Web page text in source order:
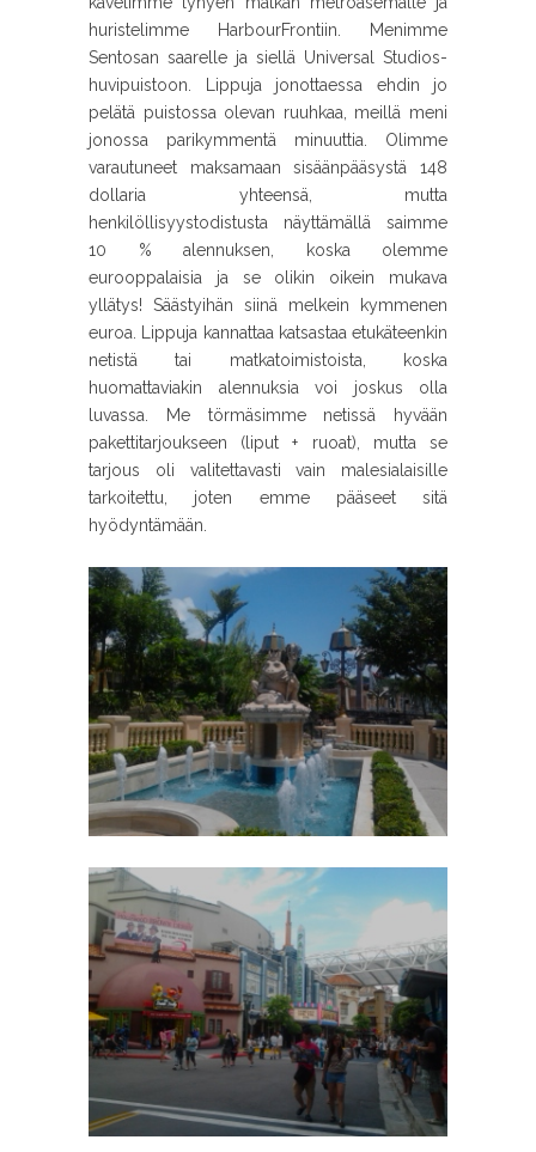
huristelimme HarbourFrontiin. Menimme
Sentosan saarelle ja siellä Universal Studios-
huvipuistoon. Lippuja jonottaessa ehdin jo
pelätä puistossa olevan ruuhkaa, meillä meni
jonossa parikymmentä minuuttia. Olimme
varautuneet maksamaan sisäänpääsystä 148
dollaria yhteensä, mutta
henkilöllisyystodistusta näyttämällä saimme
10 % alennuksen, koska olemme
eurooppalaisia ja se olikin oikein mukava
yllätys! Säästyihän siinä melkein kymmenen
euroa. Lippuja kannattaa katsastaa etukäteenkin
netistä tai matkatoimistoista, koska
huomattaviakin alennuksia voi joskus olla
luvassa. Me törmäsimme netissä hyvään
pakettitarjoukseen (liput + ruoat), mutta se
tarjous oli valitettavasti vain malesialaisille
tarkoitettu, joten emme pääseet sitä
hyödyntämään.